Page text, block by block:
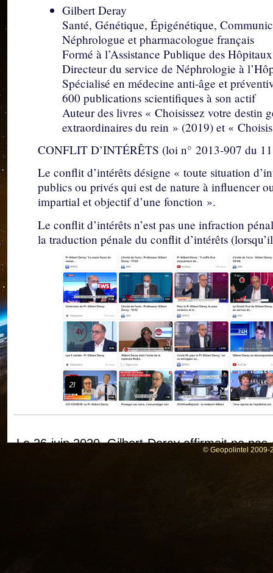
Gilbert Deray
Santé, Génétique, Épigénétique,
Néphrologue et pharmacologue français
Formé à l’Assistance Publique des
Directeur du service de Néphrologie à
Spécialisé en médecine anti-âge et
600 publications scientifiques à son actif
Auteur des livres « Choisissez votre destin
extraordinaires du rein » (2019) et «
CONFLIT D’INTÉRÊTS (loi n° 2013-907 du
Le conflit d’intérêts désigne « toute situation
publics ou privés qui est de nature à influencer
impartial et objectif d’une fonction ».
Le conflit d’intérêts n’est pas une infraction
la traduction pénale du conflit d’intérêts
Le 26 juin 2020, Gilbert Deray affirmait ne pas
© Geopolintel 2009-